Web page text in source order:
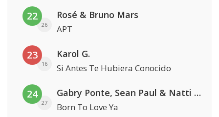
22
26
Rosé & Bruno Mars
APT
23
16
Karol G.
Si Antes Te Hubiera Conocido
24
27
Gabry Ponte, Sean Paul & Natti Natasha
Born To Love Ya